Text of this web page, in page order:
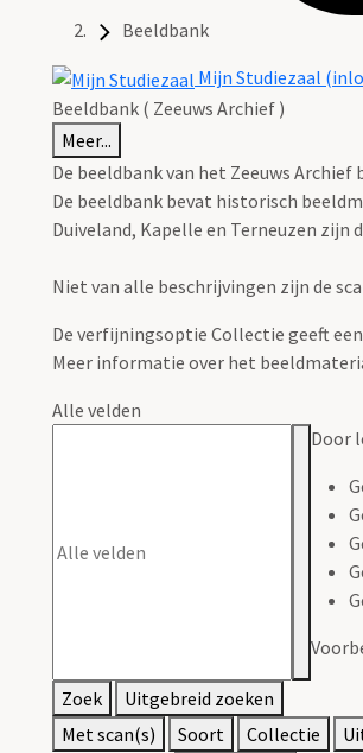
Beeldbank
Mijn Studiezaal
Beeldbank ( Zeeuws Archief )
Meer...
De beeldbank van het Zeeuws
De beeldbank bevat historisch
Duiveland, Kapelle en Terneuzen zijn
Niet van alle beschrijvingen zijn de
De verfijningsoptie Collectie geeft
Meer informatie over het
Alle velden
Door
Zoek
Uitgebreid zoeken
Met scan(s)
Soort Collectie